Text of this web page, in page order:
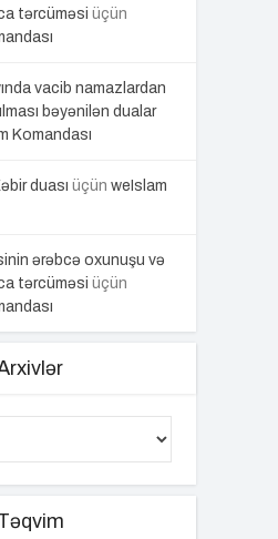
tərcüməsi üçün
vacib namazlardan
bəyənilən dualar
Komandası
duası üçün weIslam
ərəbcə oxunuşu və
tərcüməsi üçün